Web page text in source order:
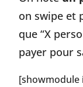
on swipe et
que “X
payer pour
[showmodule